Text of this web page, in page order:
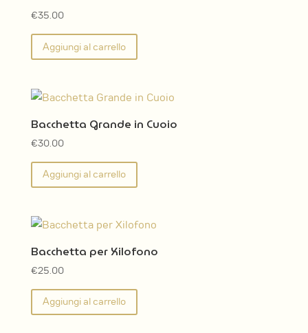
€35.00
Aggiungi al carrello
Bacchetta Grande in Cuoio
€30.00
Aggiungi al carrello
Bacchetta per Xilofono
€25.00
Aggiungi al carrello